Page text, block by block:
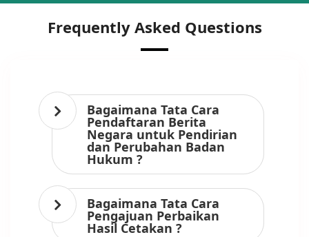
Frequently Asked Questions
Bagaimana Tata Cara
Pendaftaran Berita
Negara untuk Pendirian
dan Perubahan Badan
Hukum ?
Bagaimana Tata Cara
Pengajuan Perbaikan
Hasil Cetakan ?